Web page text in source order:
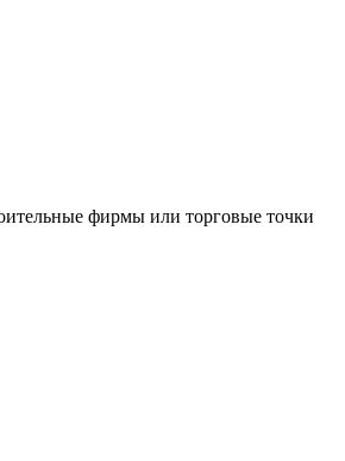
фирмы или торговые точки